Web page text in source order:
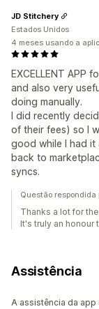
EXCELLENT APP
and also very
doing manually.
I did recently
of their fees) so I
good while I had it
back to
syncs.
JD Stitchery
Estados Unidos
4 meses usando a
Questão
Thanks a lot for
It's truly an honour
Assistência
A assistência da app